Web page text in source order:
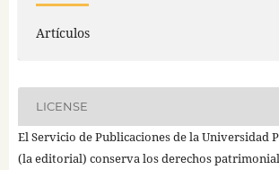
Artículos
LICENSE
El Servicio de Publicaciones de la Universidad
(la editorial) conserva los derechos